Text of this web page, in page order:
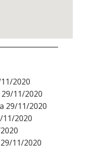
2020
11/2020
29/11/2020
11/2020
11/2020